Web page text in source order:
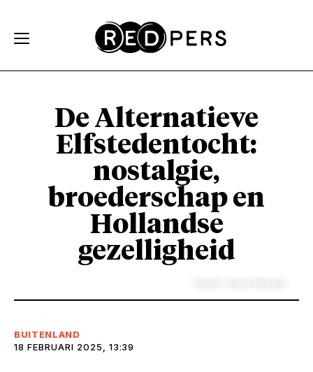
De Alternatieve
Elfstedentocht:
nostalgie,
broederschap en
Hollandse
gezelligheid
BUITENLAND
18 FEBRUARI 2025, 13:39